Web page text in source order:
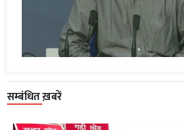
सम्बंधित ख़बरें